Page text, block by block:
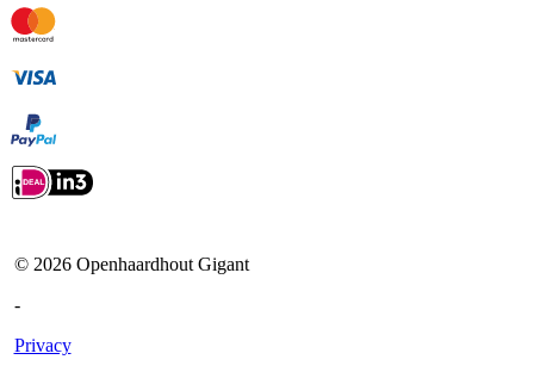
© 2026Openhaardhout Gigant
-
Privacy